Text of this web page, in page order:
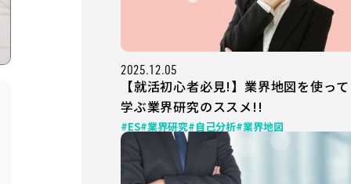
2025.12.05
【就活初心者必見!】業界地図を使って
学ぶ業界研究のススメ!!
#ES#業界研究#自己分析#業界地図